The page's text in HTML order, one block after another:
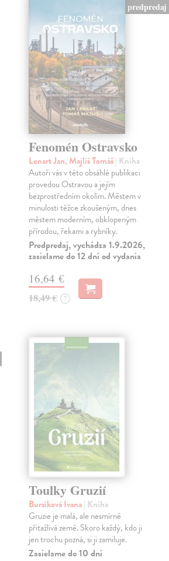
predpredaj
Fenomén Ostravsko
Lenart Jan, Majliš Tomáš| Kniha
Autoři vás v této obsáhlé publikaci
provedou Ostravou a jejím
bezprostředním okolím. Městem v
minulosti těžce zkoušeným, dnes
městem moderním, obklopeným
přírodou, řekami a rybníky.
Predpredaj, vychádza 1.9.2026,
zasielame do 12 dní od vydania
16,64 €
18,49 € ?
Toulky Gruzií
Bursíková Ivana| Kniha
Gruzie je malá, ale nesmírně
přitažlivá země. Skoro každý, kdo ji
jen trochu pozná, si ji zamiluje.
Zasielame do 10 dní